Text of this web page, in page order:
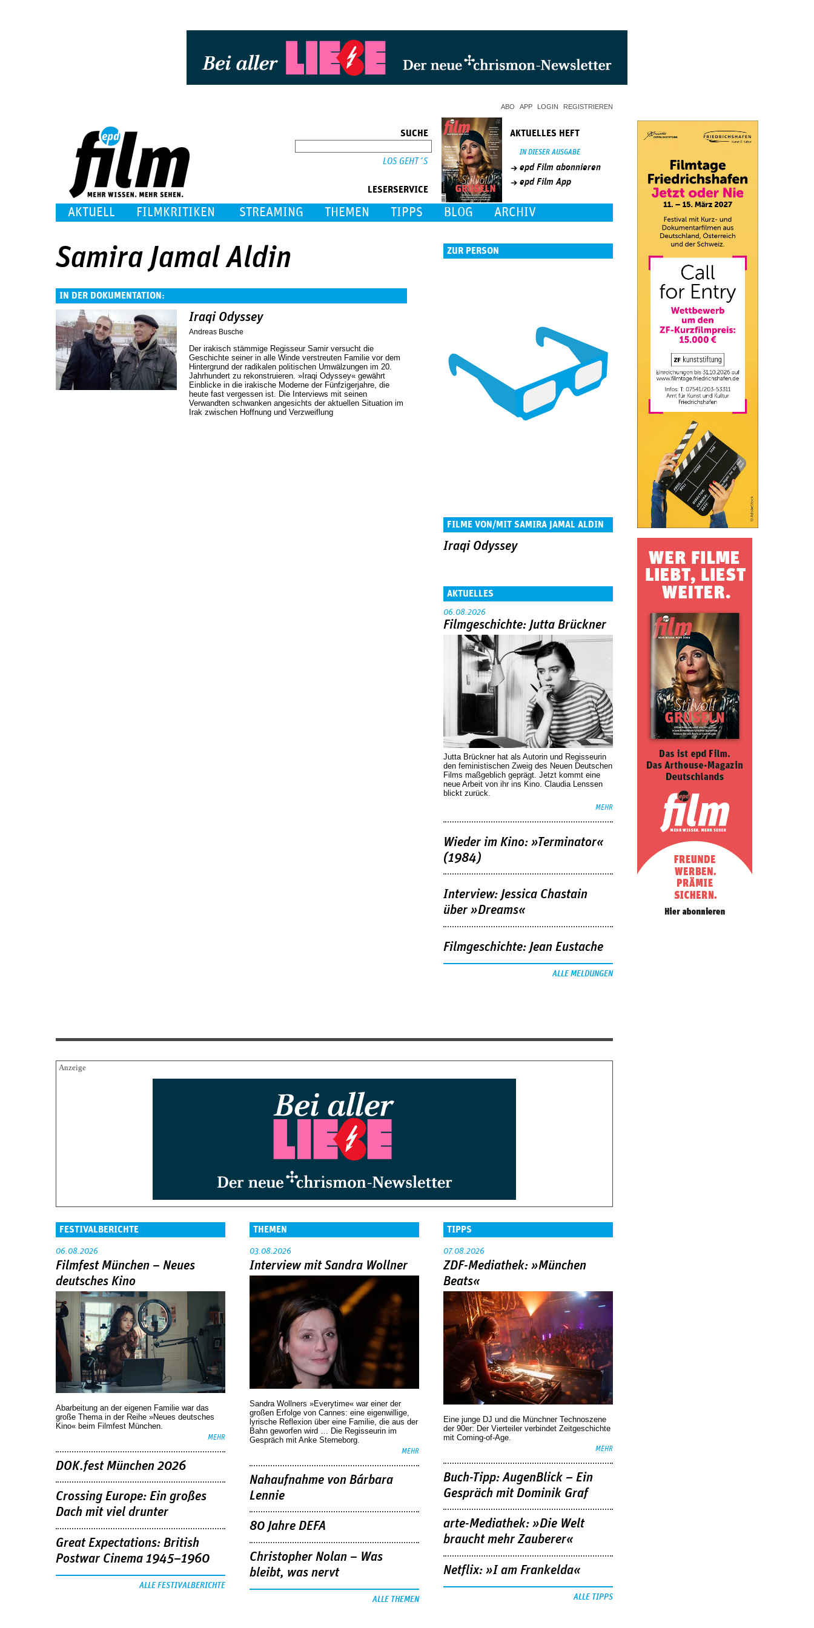
ABO APP LOGIN REGISTRIEREN
SUCHE
LESERSERVICE
AKTUELLES HEFT
IN DIESER AUSGABE
epd Film abonnieren
epd Film App
AKTUELL FILMKRITIKEN STREAMING THEMEN TIPPS BLOG ARCHIV
Samira Jamal Aldin
IN DER DOKUMENTATION:
Iraqi Odyssey
Andreas Busche
Der irakisch stämmige Regisseur Samir versucht die
Geschichte seiner in alle Winde verstreuten Familie vor dem
Hintergrund der radikalen politischen Umwälzungen im 20.
Jahrhundert zu rekonstruieren. »Iraqi Odyssey« gewährt
Einblicke in die irakische Moderne der Fünfzigerjahre, die
heute fast vergessen ist. Die Interviews mit seinen
Verwandten schwanken angesichts der aktuellen Situation im
Irak zwischen Hoffnung und Verzweiflung
ZUR PERSON
FILME VON/MIT SAMIRA JAMAL ALDIN
Iraqi Odyssey
AKTUELLES
06.08.2026
Filmgeschichte: Jutta Brückner
Jutta Brückner hat als Autorin und Regisseurin
den feministischen Zweig des Neuen Deutschen
Films maßgeblich geprägt. Jetzt kommt eine
neue Arbeit von ihr ins Kino. Claudia Lenssen
blickt zurück.
MEHR
Wieder im Kino: »Terminator«
(1984)
Interview: Jessica Chastain
über »Dreams«
Filmgeschichte: Jean Eustache
ALLE MELDUNGEN
FESTIVALBERICHTE
06.08.2026
Filmfest München – Neues
deutsches Kino
Abarbeitung an der eigenen Familie war das
große Thema in der Reihe »Neues deutsches
Kino« beim Filmfest München.
MEHR
DOK.fest München 2026
Crossing Europe: Ein großes
Dach mit viel drunter
Great Expectations: British
Postwar Cinema 1945–1960
ALLE FESTIVALBERICHTE
THEMEN
03.08.2026
Interview mit Sandra Wollner
Sandra Wollners »Everytime« war einer der
großen Erfolge von Cannes: eine eigenwillige,
lyrische Reflexion über eine ­Familie, die aus der
Bahn geworfen wird … Die Regisseurin im
Gespräch mit Anke Sterneborg.
MEHR
Nahaufnahme von Bárbara
Lennie
80 Jahre DEFA
Christopher Nolan – Was
bleibt, was nervt
ALLE THEMEN
TIPPS
07.08.2026
ZDF-Mediathek: »München
Beats«
Eine junge DJ und die Münchner Technoszene
der 90er: Der Vierteiler verbindet Zeitgeschichte
mit Coming-of-Age.
MEHR
Buch-Tipp: AugenBlick – Ein
Gespräch mit Dominik Graf
arte-Mediathek: »Die Welt
braucht mehr Zauberer«
Netflix: »I am Frankelda«
ALLE TIPPS